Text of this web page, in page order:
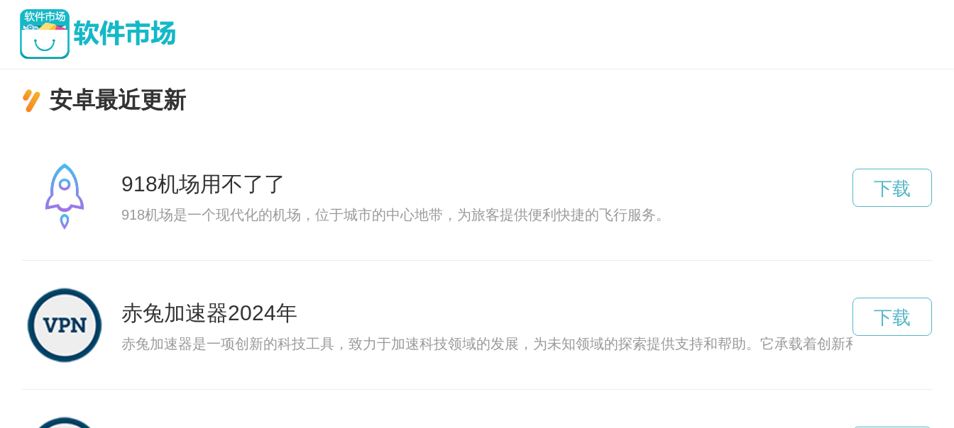
安卓最近更新
918机场用不了了
918机场是一个现代化的机场，位于城市的中心地带，为旅客提供便利快捷的飞行服务。
下载
赤兔加速器2024年
赤兔加速器是一项创新的科技工具，致力于加速科技领域的发展，为未知领域的探索提供支持和帮助。它承载着创新和前瞻性思维
下载